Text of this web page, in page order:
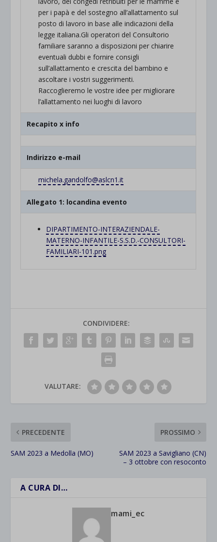
per i papà e del sostegno all’allattamento sul
posto di lavoro in base alle indicazioni della
legge italiana.Gli operatori del Consultorio
familiare saranno a disposizioni per chiarire
eventuali dubbi e fornire consigli
sull’allattamento e crescita del bambino e
ascoltare i vostri suggerimenti.
Raccoglieremo le vostre idee per migliorare
l’allattamento nei luoghi di lavoro
Recapito x info
Indirizzo e-mail
michela.gandolfo@aslcn1.it
Allegato 1: locandina evento
DIPARTIMENTO-INTERAZIENDALE-
MATERNO-INFANTILE-S.S.D.-CONSULTORI-
FAMILIARI-101.png
CONDIVIDERE:
VALUTARE:
PRECEDENTE
SAM 2023 a Medolla (MO)
PROSSIMO
SAM 2023 a Savigliano (CN)
– 3 ottobre con resoconto
A CURA DI…
mami_ec